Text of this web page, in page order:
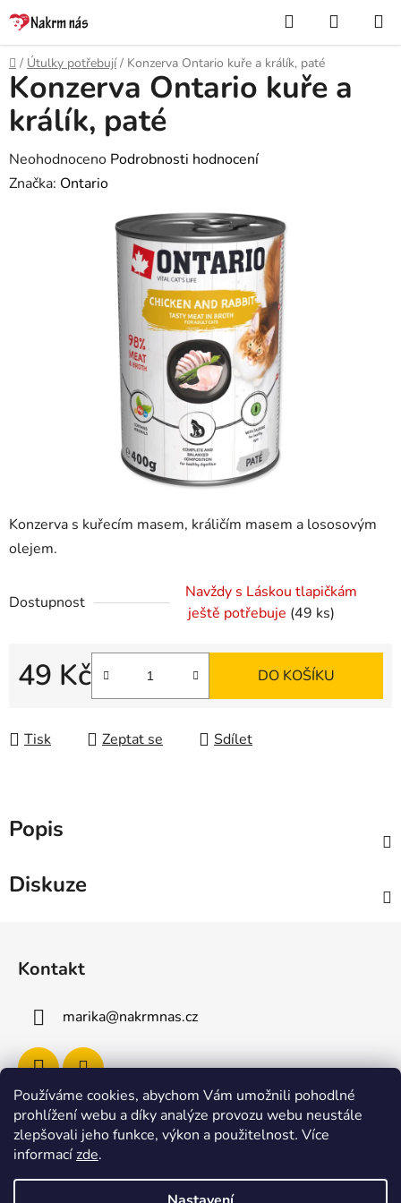
Používáme cookies, abychom Vám umožnili pohodlné
prohlížení webu a díky analýze provozu webu neustále
zlepšovali jeho funkce, výkon a použitelnost. Více
informacízde.
Přejít
na
obsah
Hledat
KOŠÍK
Domů
/ Útulky potřebují / Konzerva Ontario kuře a králík, paté
Konzerva s kuřecím masem, králičím masem a lososovým
olejem.
Dostupnost
Navždy s Láskou tlapičkám
ještě potřebuje (49 ks)
49 Kč
Měrná cena:
DO KOŠÍKU
Tisk Zeptat se Sdílet
Konzerva Ontario kuře a
králík, paté
Průměrné
hodnocení
Neohodnoceno Podrobnosti hodnocení
Značka: Ontario
Popis
Diskuze
Kontakt
marika@nakrmnas.cz
Facebook